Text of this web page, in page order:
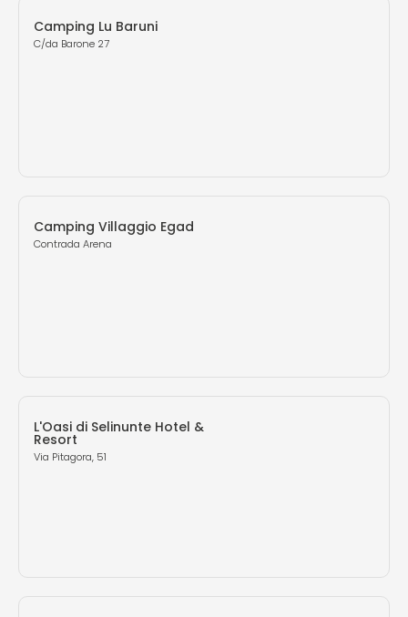
Camping Lu Baruni
C/da Barone 27
Camping Villaggio Egad
Contrada Arena
L'Oasi di Selinunte Hotel &
Resort
Via Pitagora, 51